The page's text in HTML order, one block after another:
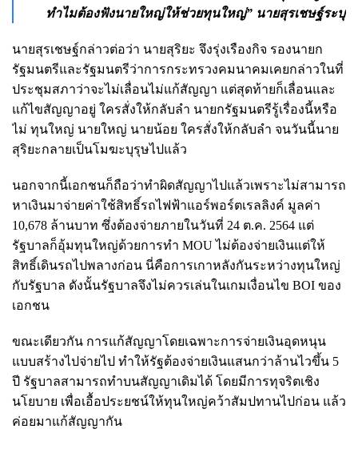
ทำไมต้องฟังนายใหญ่ให้ช่วยทุนใหญ่” นายสุรเชษฐ์ระบุ
นายสุรเชษฐ์กล่าวต่อว่า นายสุริยะ จึงรุ่งเรืองกิจ รองนายก
รัฐมนตรีและรัฐมนตรีว่าการกระทรวงคมนาคมเคยกล่าวในที่
ประชุมสภาว่าจะไม่เลื่อนไม่แก้สัญญา แต่สุดท้ายก็เลื่อนและ
แก้ไขสัญญาอยู่ ใครสั่งให้กลับลำ นายกรัฐมนตรีรู้เรื่องนี้หรือ
ไม่ ทุนใหญ่ นายใหญ่ นายน้อย ใครสั่งให้กลับลำ จนวันนี้นาย
สุริยะกลายเป็นโมฆะบุรุษไปแล้ว
นอกจากนี้เอกชนก็ถือว่าทำผิดสัญญาไปแล้วเพราะไม่สามารถ
หาเงินมาจ่ายค่าใช้สิทธิ์รถไฟฟ้าแอร์พอร์ตเรลลิงค์ มูลค่า
10,678 ล้านบาท ซึ่งต้องจ่ายภายในวันที่ 24 ต.ค. 2564 แต่
รัฐบาลก็อุ้มทุนใหญ่ด้วยการทำ MOU ไม่ต้องจ่ายเงินแต่ให้
สิทธิ์เดินรถไปพลางก่อน นี่คือการเกาหลังกันระหว่างทุนใหญ่
กับรัฐบาล ดังนั้นรัฐบาลจึงไม่ควรเล่นในเกมเงื่อนไข BOI ของ
เอกชน
ขณะเดียวกัน การแก้สัญญาโดยเฉพาะการจ่ายเงินอุดหนุน
แบบสร้างไปจ่ายไป ทำให้รัฐต้องจ่ายเงินแสนกว่าล้านไวขึ้น 5
ปี รัฐบาลสามารถทำบนสัญญาเดิมได้ โดยมีการทุจริตเชิง
นโยบาย เพื่อเอื้อประยชน์ให้ทุนใหญ่คว้าสัมปทานไปก่อน แล้ว
ค่อยมาแก้สัญญากัน